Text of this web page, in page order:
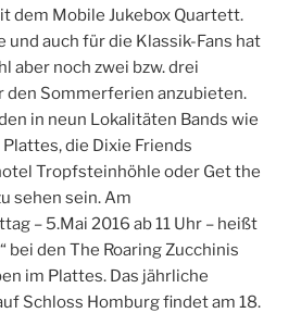
dem Mobile Jukebox Quartett.
und auch für die Klassik-Fans hat
aber noch zwei bzw. drei
den Sommerferien anzubieten.
in neun Lokalitäten Bands wie
die Dixie Friends
Tropfsteinhöhle oder Get the
sehen sein. Am
– 5.Mai 2016 ab 11 Uhr – heißt
bei den The Roaring Zucchinis
im Plattes. Das jährliche
Schloss Homburg findet am 18.